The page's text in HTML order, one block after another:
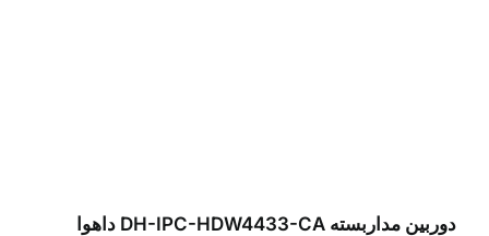
دوربین مداربسته DH-IPC-HDW4433-CA داهوا